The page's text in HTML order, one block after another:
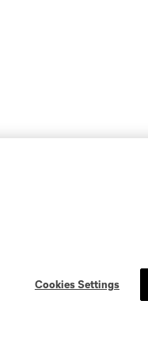
Cookies Settings